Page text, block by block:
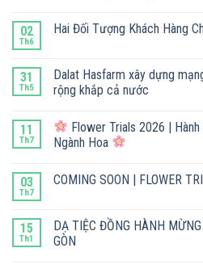
02
Th6
Hai Đối Tượng Khách Hàng
31
Th5
Dalat Hasfarm xây dựng
rộng khắp cả nước
11
Th7
Flower Trials 2026 |
Ngành Hoa
03
Th7
COMING SOON | FLOWER
15
Th1
DẠ TIỆC ĐỒNG HÀNH
GÒN